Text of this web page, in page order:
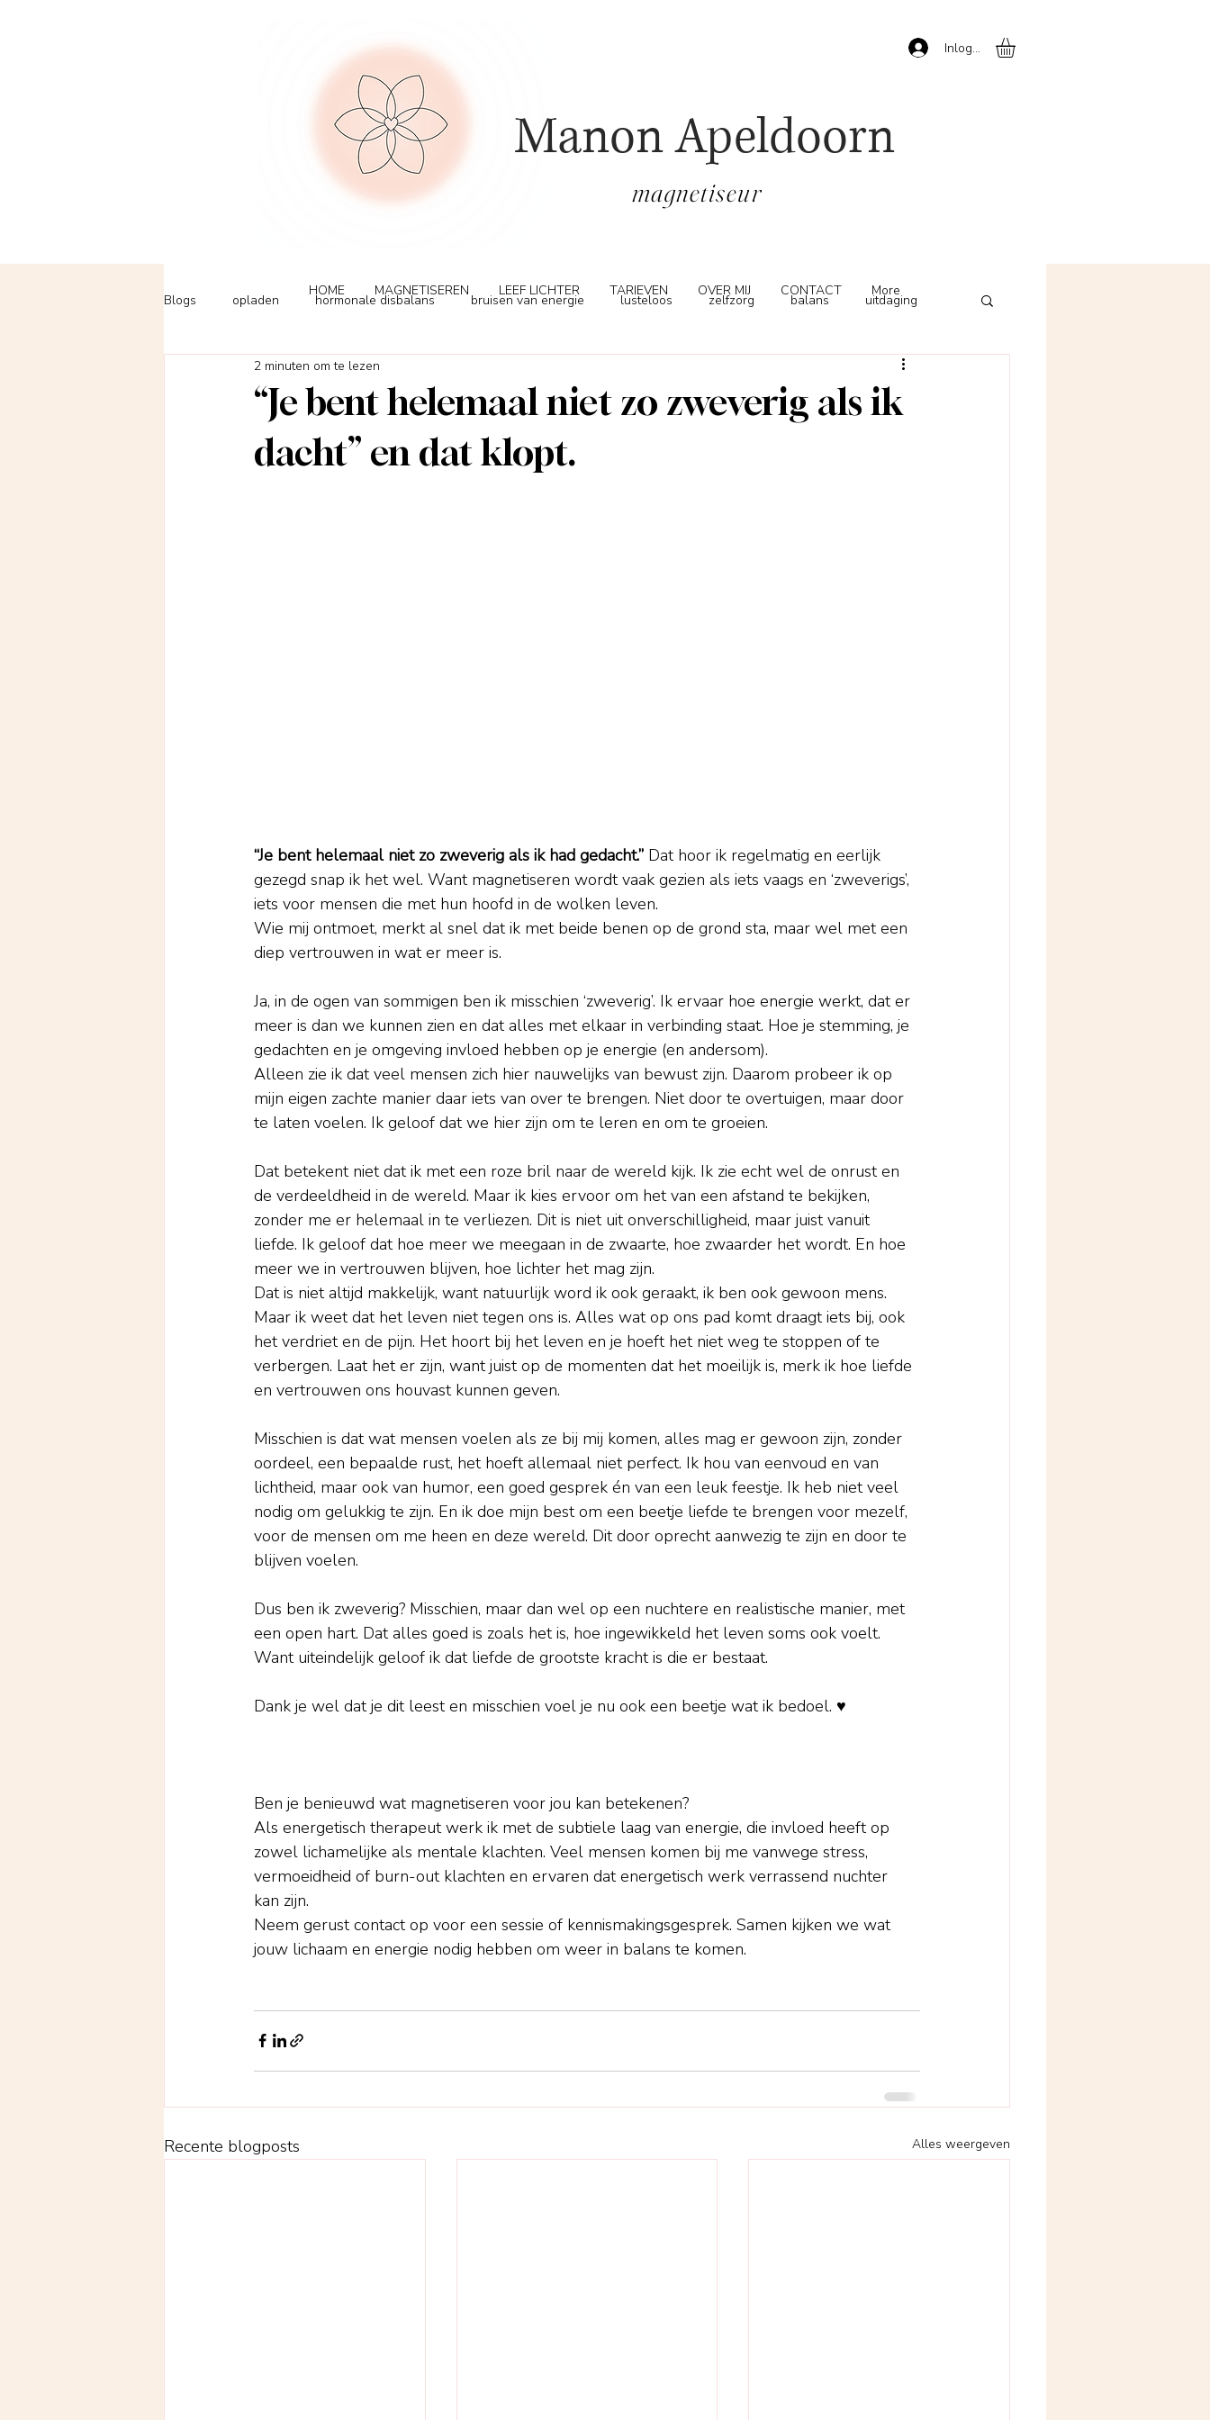
Inloggen
Manon Apeldoorn
magnetiseur
Blogs opladen hormonale disbalans bruisen van energie lusteloos zelfzorg balans uitdaging
weinig tijd B12 lichter leven
“Je bent helemaal niet zo zweverig als ik
dacht” en dat klopt.
2 minuten om te lezen
“Je bent helemaal niet zo zweverig als ik had gedacht.” Dat hoor ik regelmatig en eerlijk
gezegd snap ik het wel. Want magnetiseren wordt vaak gezien als iets vaags en ‘zweverigs’,
iets voor mensen die met hun hoofd in de wolken leven.
Wie mij ontmoet, merkt al snel dat ik met beide benen op de grond sta, maar wel met een
diep vertrouwen in wat er meer is.
Ja, in de ogen van sommigen ben ik misschien ‘zweverig’. Ik ervaar hoe energie werkt, dat er
meer is dan we kunnen zien en dat alles met elkaar in verbinding staat. Hoe je stemming, je
gedachten en je omgeving invloed hebben op je energie (en andersom).
Alleen zie ik dat veel mensen zich hier nauwelijks van bewust zijn. Daarom probeer ik op
mijn eigen zachte manier daar iets van over te brengen. Niet door te overtuigen, maar door
te laten voelen. Ik geloof dat we hier zijn om te leren en om te groeien.
Dat betekent niet dat ik met een roze bril naar de wereld kijk. Ik zie echt wel de onrust en
de verdeeldheid in de wereld. Maar ik kies ervoor om het van een afstand te bekijken,
zonder me er helemaal in te verliezen. Dit is niet uit onverschilligheid, maar juist vanuit
liefde. Ik geloof dat hoe meer we meegaan in de zwaarte, hoe zwaarder het wordt. En hoe
meer we in vertrouwen blijven, hoe lichter het mag zijn.
Dat is niet altijd makkelijk, want natuurlijk word ik ook geraakt, ik ben ook gewoon mens.
Maar ik weet dat het leven niet tegen ons is. Alles wat op ons pad komt draagt iets bij, ook
het verdriet en de pijn. Het hoort bij het leven en je hoeft het niet weg te stoppen of te
verbergen. Laat het er zijn, want juist op de momenten dat het moeilijk is, merk ik hoe liefde
en vertrouwen ons houvast kunnen geven.
Misschien is dat wat mensen voelen als ze bij mij komen, alles mag er gewoon zijn, zonder
oordeel, een bepaalde rust, het hoeft allemaal niet perfect. Ik hou van eenvoud en van
lichtheid, maar ook van humor, een goed gesprek én van een leuk feestje. Ik heb niet veel
nodig om gelukkig te zijn. En ik doe mijn best om een beetje liefde te brengen voor mezelf,
voor de mensen om me heen en deze wereld. Dit door oprecht aanwezig te zijn en door te
blijven voelen.
Dus ben ik zweverig? Misschien, maar dan wel op een nuchtere en realistische manier, met
een open hart. Dat alles goed is zoals het is, hoe ingewikkeld het leven soms ook voelt.
Want uiteindelijk geloof ik dat liefde de grootste kracht is die er bestaat.
Dank je wel dat je dit leest en misschien voel je nu ook een beetje wat ik bedoel. ♥
Ben je benieuwd wat magnetiseren voor jou kan betekenen?
Als energetisch therapeut werk ik met de subtiele laag van energie, die invloed heeft op
zowel lichamelijke als mentale klachten. Veel mensen komen bij me vanwege stress,
vermoeidheid of burn-out klachten en ervaren dat energetisch werk verrassend nuchter
kan zijn.
Neem gerust contact op voor een sessie of kennismakingsgesprek. Samen kijken we wat
jouw lichaam en energie nodig hebben om weer in balans te komen.
Recente blogposts Alles weergeven
HOME MAGNETISEREN LEEF LICHTER TARIEVEN OVER MIJ CONTACT More